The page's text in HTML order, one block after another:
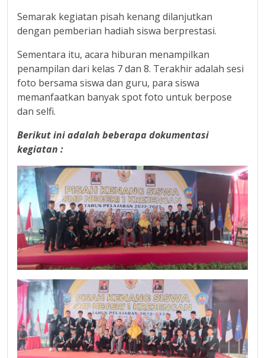
Semarak kegiatan pisah kenang dilanjutkan
dengan pemberian hadiah siswa berprestasi.
Sementara itu, acara hiburan menampilkan
penampilan dari kelas 7 dan 8. Terakhir adalah sesi
foto bersama siswa dan guru, para siswa
memanfaatkan banyak spot foto untuk berpose
dan selfi.
Berikut ini adalah beberapa dokumentasi
kegiatan :